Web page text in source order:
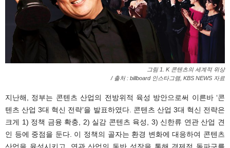
그림 1. K 콘텐츠의 세계적 위상
/ 출처 : billboard 인스타그램, KBS NEWS 자료
지난해, 정부는 콘텐츠 산업의 전방위적 육성 방안으로써 이른바 ‘콘
텐츠 산업 3대 혁신 전략’을 발표하였다. 콘텐츠 산업 3대 혁신 전략은
크게 1) 정책 금융 확충, 2) 실감 콘텐츠 육성, 3) 신한류 연관 산업 견
인 등에 중점을 둔다. 이 정책의 골자는 환경 변화에 대응하여 콘텐츠